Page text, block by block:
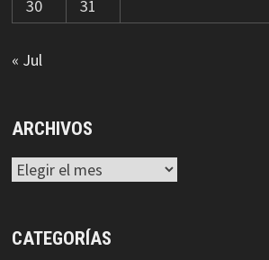
30
31
« Jul
ARCHIVOS
Archivos
CATEGORÍAS